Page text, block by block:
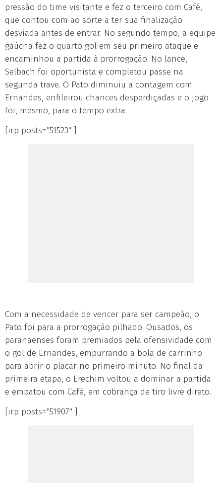
pressão do time visitante e fez o terceiro com Café,
que contou com ao sorte a ter sua finalização
desviada antes de entrar. No segundo tempo, a equipe
gaúcha fez o quarto gol em seu primeiro ataque e
encaminhou a partida à prorrogação. No lance,
Selbach foi oportunista e completou passe na
segunda trave. O Pato diminuiu a contagem com
Ernandes, enfileirou chances desperdiçadas e o jogo
foi, mesmo, para o tempo extra.
[irp posts="51523" ]
Com a necessidade de vencer para ser campeão, o
Pato foi para a prorrogação pilhado. Ousados, os
paranaenses foram premiados pela ofensividade com
o gol de Ernandes, empurrando a bola de carrinho
para abrir o placar no primeiro minuto. No final da
primeira etapa, o Erechim voltou a dominar a partida
e empatou com Café, em cobrança de tiro livre direto.
[irp posts="51907" ]